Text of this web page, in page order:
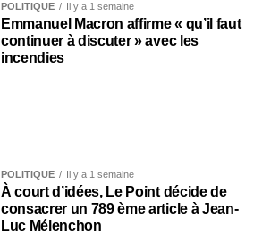
POLITIQUE Il y a 1 semaine
Emmanuel Macron affirme « qu’il faut
continuer à discuter » avec les
incendies
POLITIQUE Il y a 1 semaine
À court d’idées, Le Point décide de
consacrer un 789 ème article à Jean-
Luc Mélenchon